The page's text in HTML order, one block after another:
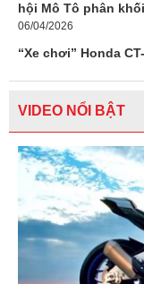
hội Mô Tô phân
06/04/2026
“Xe chơi” Honda
VIDEO NỔI BẬT